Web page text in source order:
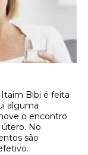
Bibi é feita
alguma
o encontro
No
são